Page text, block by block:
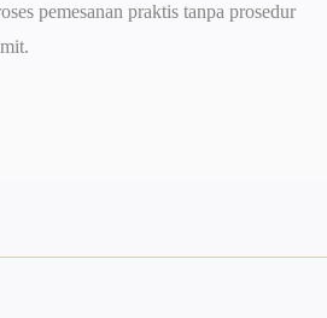
pemesanan praktis tanpa prosedur